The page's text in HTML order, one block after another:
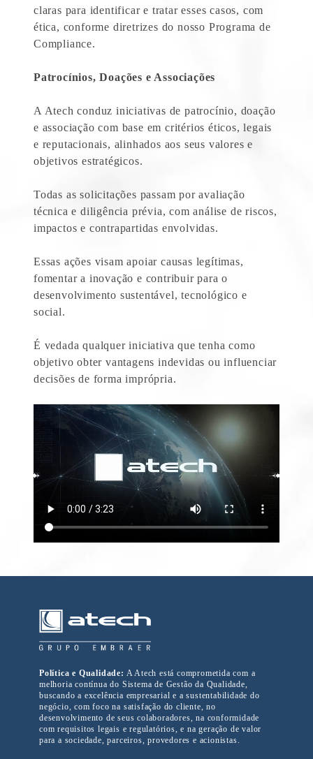
claras para identificar e tratar esses casos, com
ética, conforme diretrizes do nosso Programa de
Compliance.
Patrocínios, Doações e Associações
A Atech conduz iniciativas de patrocínio, doação
e associação com base em critérios éticos, legais
e reputacionais, alinhados aos seus valores e
objetivos estratégicos.
Todas as solicitações passam por avaliação
técnica e diligência prévia, com análise de riscos,
impactos e contrapartidas envolvidas.
Essas ações visam apoiar causas legítimas,
fomentar a inovação e contribuir para o
desenvolvimento sustentável, tecnológico e
social.
É vedada qualquer iniciativa que tenha como
objetivo obter vantagens indevidas ou influenciar
decisões de forma imprópria.
Política e Qualidade: A Atech está comprometida com a
melhoria contínua do Sistema de Gestão da Qualidade,
buscando a excelência empresarial e a sustentabilidade do
negócio, com foco na satisfação do cliente, no
desenvolvimento de seus colaboradores, na conformidade
com requisitos legais e regulatórios, e na geração de valor
para a sociedade, parceiros, provedores e acionistas.